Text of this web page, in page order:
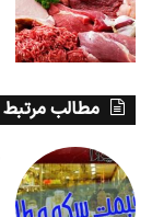
مطالب مرتبط